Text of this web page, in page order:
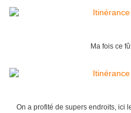
Ma fois ce
On a profité de supers endroits, ici